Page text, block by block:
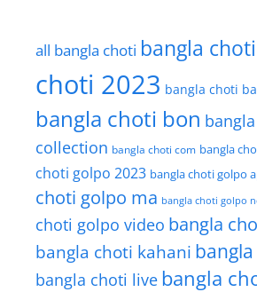
all bangla choti bangla choti
choti 2023 bangla choti
bangla choti bon
collection bangla choti com bangla
choti golpo 2023 bangla choti golpo
choti golpo ma bangla choti golpo
choti golpo video bangla
bangla choti kahani
bangla choti live bangla